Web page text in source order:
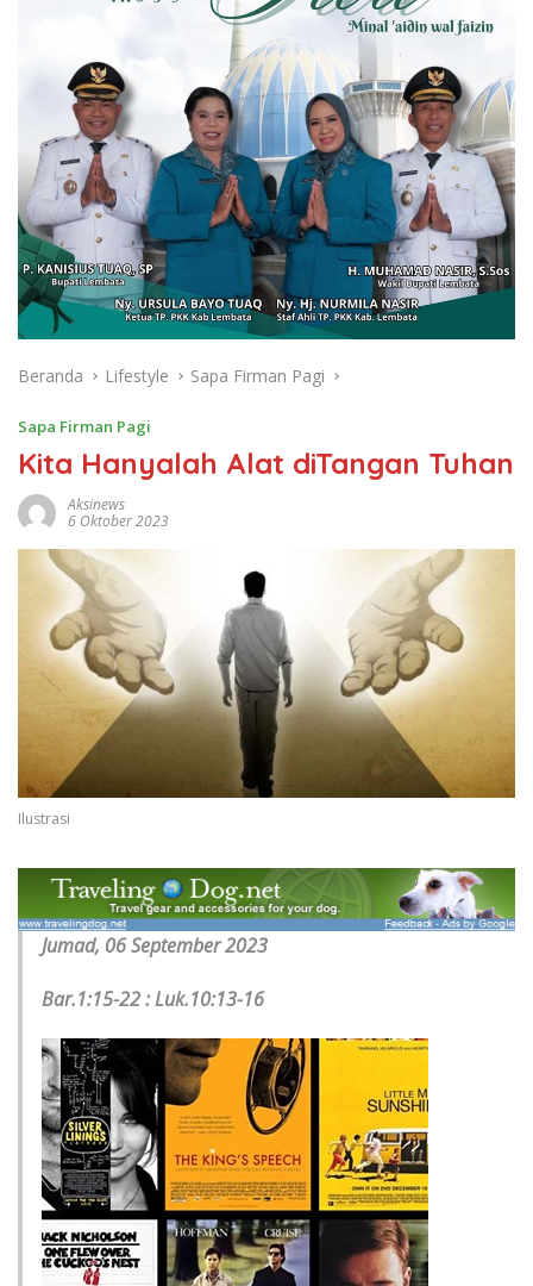
Beranda Lifestyle Sapa Firman Pagi
Sapa Firman Pagi
Kita Hanyalah Alat diTangan Tuhan
Aksinews
6 Oktober 2023
Ilustrasi
Jumad, 06 September 2023
Bar.1:15-22 : Luk.10:13-16